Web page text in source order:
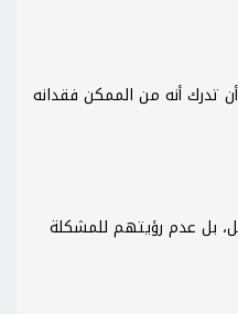
تدرك أنه من الممكن فقدانه
بل عدم رؤيتهم للمشكلة